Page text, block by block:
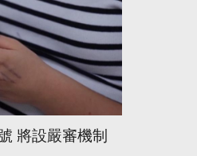
將設嚴審機制